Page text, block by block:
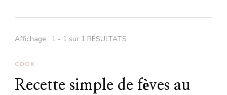
Affichage : 1 - 1 sur 1 RÉSULTATS
COOK
Recette simple de fèves au